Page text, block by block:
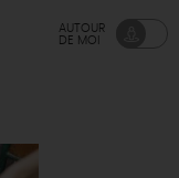
AUTOUR
DE MOI